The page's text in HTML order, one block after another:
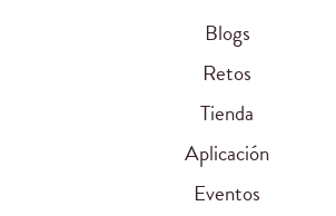
Blogs
Retos
Tienda
Aplicación
Eventos